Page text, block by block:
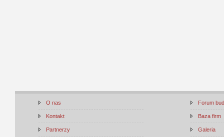
O nas
Kontakt
Partnerzy
Forum
Baza firm
Galeria